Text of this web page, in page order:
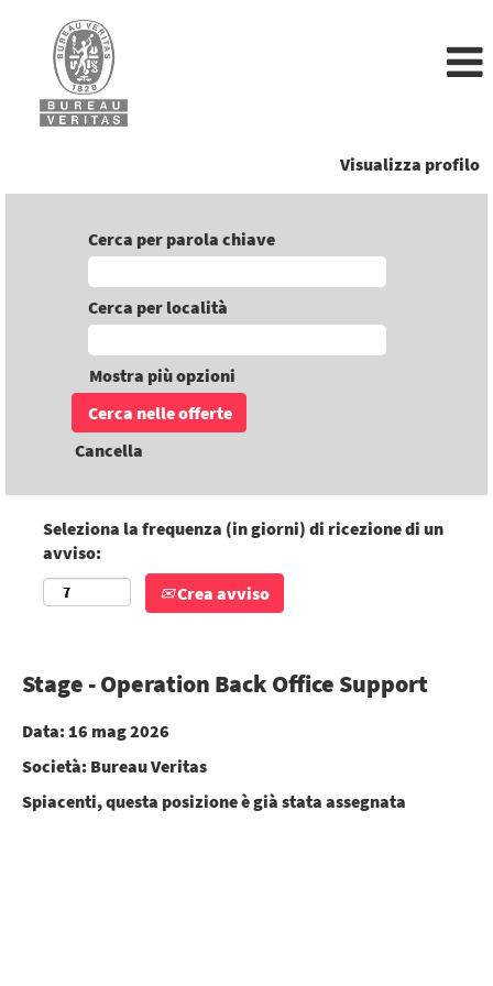
Visualizza profilo
Cerca per parola chiave
Cerca per località
Mostra più opzioni
Cancella
Seleziona la frequenza (in giorni) di ricezione di un
avviso:
Crea avviso
Stage - Operation Back Office Support
Data: 16 mag 2026
Società: Bureau Veritas
Spiacenti, questa posizione è già stata assegnata